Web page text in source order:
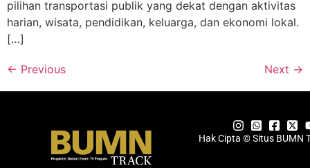
pilihan transportasi publik yang dekat dengan aktivitas
harian, wisata, pendidikan, keluarga, dan ekonomi lokal.
[…]
← Previous Next →
Hak Cipta © Situs BUMN